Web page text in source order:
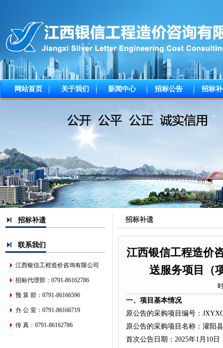
网站首页 关于我们 新闻中心 招标公告 招标
招标补遗
联系我们
江西银信工程造价咨询有限公司
招标代理部：0791-86162786
预 算 部：0791-86166596
办 公 室：0791-86166719
传 真：0791-86162786
招标补遗
江西银信工程造价
送服务项目（
一、项目基本情况
原公告的采购项目编号：
原公告的采购项目名称：灌
首次公告日期：2025年1月10日